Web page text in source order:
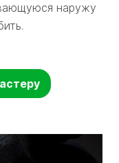
наружу